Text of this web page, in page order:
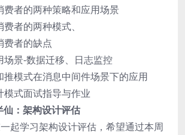
费者的两种策略和应用场景
者的两种模式、
费者的缺点
场景-数据迁移、日志监控
推模式在消息中间件场景下的应用
模式面试指导与作业
：架构设计评估
起学习架构设计评估，希望通过本周